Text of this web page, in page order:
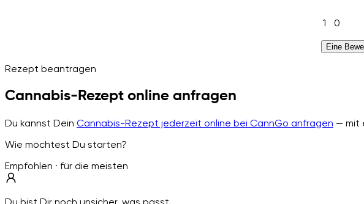
1 0
Eine
Rezept beantragen
Cannabis-Rezept online anfragen
Du kannst Dein Cannabis-Rezept jederzeit online bei CannGo anfragen — mit
Wie möchtest Du starten?
Empfohlen · für die meisten